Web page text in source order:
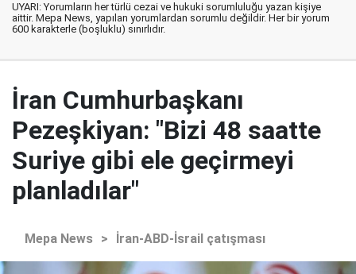
UYARI: Yorumların her türlü cezai ve hukuki sorumluluğu yazan kişiye
aittir. Mepa News, yapılan yorumlardan sorumlu değildir. Her bir yorum
600 karakterle (boşluklu) sınırlıdır.
İran Cumhurbaşkanı
Pezeşkiyan: "Bizi 48 saatte
Suriye gibi ele geçirmeyi
planladılar"
Mepa News > İran-ABD-İsrail çatışması